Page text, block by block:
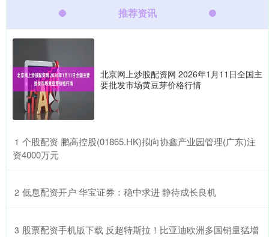
推荐资讯
北京网上炒股配资网 2026年1月11日全国主
要批发市场黄豆芽价格行情
1 ​个股配资 鹏高控股(01865.HK)拟向协鑫产业园管理(广东)注
资4000万元
2 ​低息配资开户 华宝证券：稳中求进 静待成长良机
3 ​股票配资手机版下载 反超特斯拉！比亚迪欧洲多国销量猛增